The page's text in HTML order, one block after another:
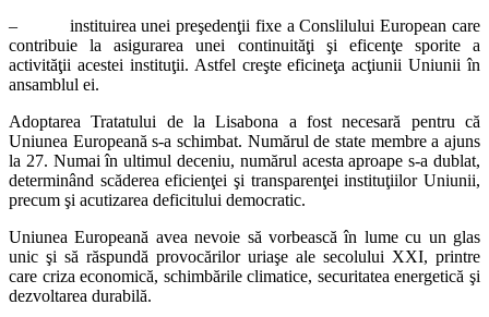
– instituirea unei preşedenţii fixe a Conslilului European care
contribuie la asigurarea unei continuităţi şi eficenţe sporite a
activităţii acestei instituţii. Astfel creşte eficineţa acţiunii Uniunii în
ansamblul ei.
Adoptarea Tratatului de la Lisabona a fost necesară pentru că
Uniunea Europeană s-a schimbat. Numărul de state membre a ajuns
la 27. Numai în ultimul deceniu, numărul acesta aproape s-a dublat,
determinând scăderea eficienţei şi transparenţei instituţiilor Uniunii,
precum şi acutizarea deficitului democratic.
Uniunea Europeană avea nevoie să vorbească în lume cu un glas
unic şi să răspundă provocărilor uriaşe ale secolului XXI, printre
care criza economică, schimbările climatice, securitatea energetică şi
dezvoltarea durabilă.